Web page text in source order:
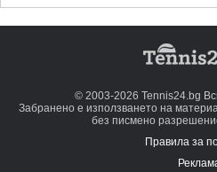
© 2003-2026 Tennis24.bg
Забранено е използването на
без писмено
Правила за